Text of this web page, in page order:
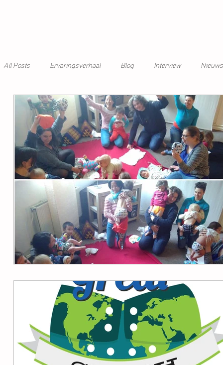
All Posts Ervaringsverhaal Blog Interview Nieuws